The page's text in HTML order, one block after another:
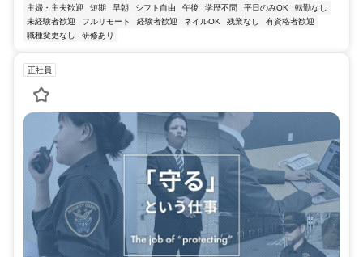
主婦・主夫歓迎
短期 早朝 シフト自由 午後 学歴不問 平日のみOK
転勤なし
未経験者歓迎
フルリモート 経験者歓迎 ネイルOK 残業なし
有資格者歓迎
職種変更なし
研修あり
正社員